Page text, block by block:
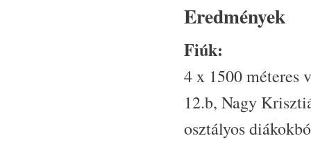
Eredmények
Fiúk:
4 x 1500 méteres
12.b, Nagy
osztályos